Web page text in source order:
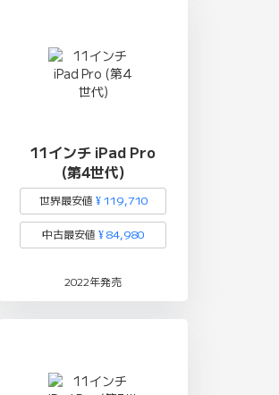
11インチ iPad Pro
(第4世代)
世界最安値 ¥ 119,710
中古最安値 ¥ 84,980
2022年発売